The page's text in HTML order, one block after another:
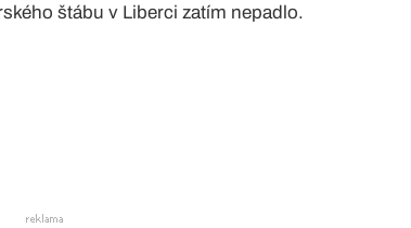
štábu v Liberci zatím nepadlo.